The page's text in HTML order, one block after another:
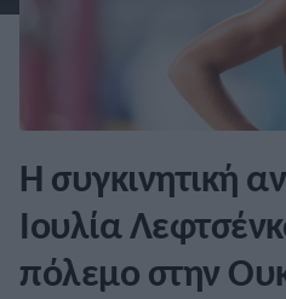
Η συγκινητική
Ιουλία
πόλεμο στην